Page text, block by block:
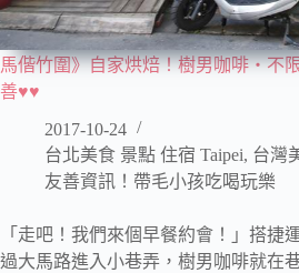
馬偕竹圍》自家烘焙！樹男咖啡‧不
善♥♥
2017-10-24
台北美食 景點 住宿 Taipei, 台灣
友善資訊！帶毛小孩吃喝玩樂
「走吧！我們來個早餐約會！」搭捷
過大馬路進入小巷弄，樹男咖啡就在